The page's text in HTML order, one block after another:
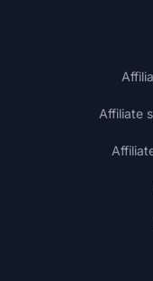
Affiliate